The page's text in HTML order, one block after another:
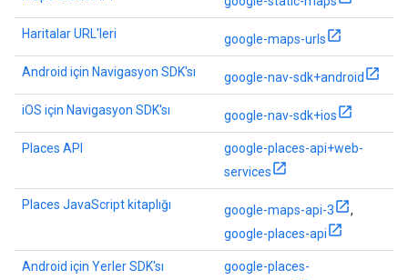
Haritalar URL'leri google-maps-urls
Android için Navigasyon SDK'sı google-nav-sdk+android
iOS için Navigasyon SDK'sı google-nav-sdk+ios
Places API
google-places-api+web-
services
Places JavaScript kitaplığı google-maps-api-3
,
google-places-api
Android için Yerler SDK'sı
google-places-